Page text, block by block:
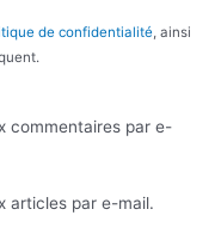
de confidentialité , ainsi
commentaires par e-
articles par e-mail.